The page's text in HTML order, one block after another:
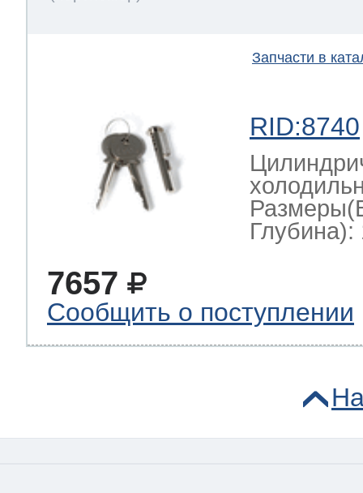
Запчасти в
RID:8740
Глубина):
7657
Сообщить о поступлении